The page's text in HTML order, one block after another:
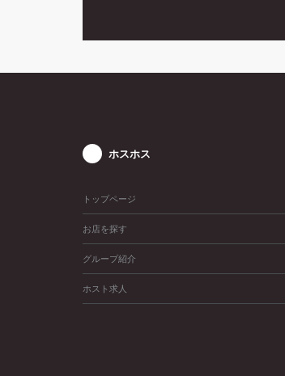
ホスホス
トップページ
お店を探す
グループ紹介
ホスト求人